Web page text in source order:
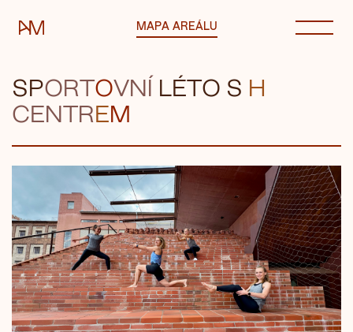
Automatické mlýny MAPA AREÁLU
SPORTOVNÍ LÉTO S H
CENTREM